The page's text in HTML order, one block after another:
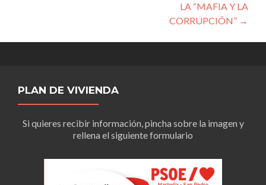
LA “MAFIA Y LA
CORRUPCIÓN” →
PLAN DE VIVIENDA
Si quieres recibir información, pincha sobre la imagen y
rellena el siguiente formulario